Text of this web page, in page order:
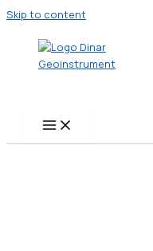
Skip to content